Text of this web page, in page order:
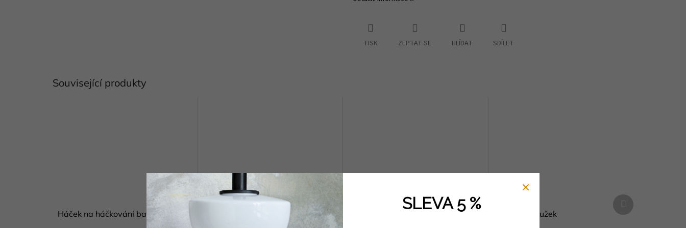
TISK ZEPTAT SE HLÍDAT SDÍLET
Související produkty
Háček na háčkování bambus
Háček na háčkování Soul Wool
bambusový různé velikosti
Jehlice 2 kusy dlouhé 40 cm různé
Dřevěný kroužek
Další
produkt
SLEVA 5 %